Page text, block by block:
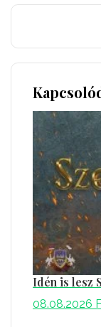
Idén is lesz
08.08.2026